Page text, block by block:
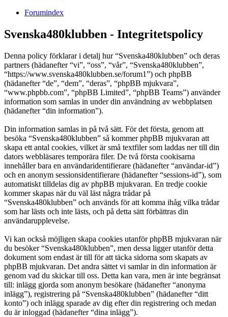
Forumindex
Svenska480klubben - Integritetspolicy
Denna policy förklarar i detalj hur “Svenska480klubben” och deras
partners (hädanefter “vi”, “oss”, “vår”, “Svenska480klubben”,
“https://www.svenska480klubben.se/forum1”) och phpBB
(hädanefter “de”, “dem”, “deras”, “phpBB mjukvara”,
“www.phpbb.com”, “phpBB Limited”, “phpBB Teams”) använder
information som samlas in under din användning av webbplatsen
(hädanefter “din information”).
Din information samlas in på två sätt. För det första, genom att
besöka “Svenska480klubben” så kommer phpBB mjukvaran att
skapa ett antal cookies, vilket är små textfiler som laddas ner till din
dators webbläsares temporära filer. De två första cookisarna
innehåller bara en användaridentifierare (hädanefter “användar-id”)
och en anonym sessionsidentifierare (hädanefter “sessions-id”), som
automatiskt tilldelas dig av phpBB mjukvaran. En tredje cookie
kommer skapas när du väl läst några trådar på
“Svenska480klubben” och används för att komma ihåg vilka trådar
som har lästs och inte lästs, och på detta sätt förbättras din
användarupplevelse.
Vi kan också möjligen skapa cookies utanför phpBB mjukvaran när
du besöker “Svenska480klubben”, men dessa ligger utanför detta
dokument som endast är till för att täcka sidorna som skapats av
phpBB mjukvaran. Det andra sättet vi samlar in din information är
genom vad du skickar till oss. Detta kan vara, men är inte begränsat
till: inlägg gjorda som anonym besökare (hädanefter “anonyma
inlägg”), registrering på “Svenska480klubben” (hädanefter “ditt
konto”) och inlägg sparade av dig efter din registrering och medan
du är inloggad (hädanefter “dina inlägg”).